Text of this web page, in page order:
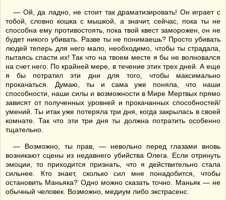
— Ой, да ладно, не стоит так драматизировать! Он играет с
тобой, словно кошка с мышкой, а значит, сейчас, пока ты не
способна ему противостоять, пока твой квест заморожен, он не
будет никого убивать. Разве ты не понимаешь? Просто убивать
людей теперь для него мало, необходимо, чтобы ты страдала,
пытаясь спасти их! Так что на твоем месте я бы не волновался
на счет него. По крайней мере, в течение этих трех дней. А еще
я бы потратил эти дни для того, чтобы максимально
прокачаться. Думаю, ты и сама уже поняла, что наши
способности, наши силы и возможности в Мире Мертвых прямо
зависят от полученных уровней и прокачанных способностей/
умений. Ты итак уже потеряла три дня, когда закрылась в своей
комнате. Так что эти три дня ты должна потратить особенно
тщательно.
— Возможно, ты прав, — невольно перед глазами вновь
возникают сцены из недавнего убийства Олега. Если отринуть
эмоции, то приходится признать, что я действительно стала
сильнее. Кто знает, сколько сил мне понадобится, чтобы
остановить Маньяка? Одно можно сказать точно. Маньяк — не
обычный человек. Возможно, медиум либо экстрасенс.